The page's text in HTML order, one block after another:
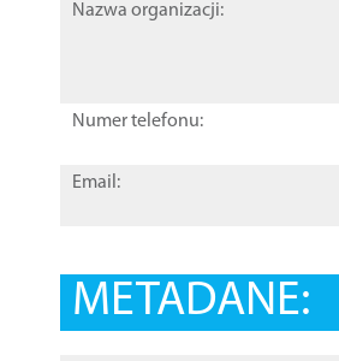
Nazwa organizacji:
Numer telefonu:
Email:
METADANE: